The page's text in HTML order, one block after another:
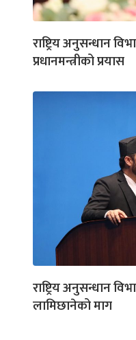
राष्ट्रिय अनुसन्धान
प्रधानमन्त्रीको प्रयास
राष्ट्रिय अनुसन्धान
लामिछानेको माग